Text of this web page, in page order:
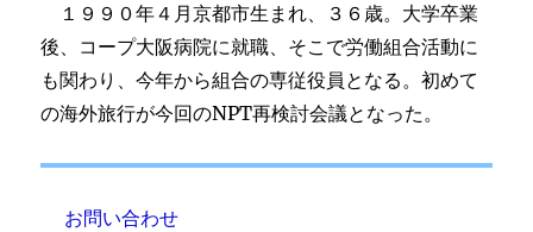
１９９０年４月京都市生まれ、３６歳。大学卒業
後、コープ大阪病院に就職、そこで労働組合活動に
も関わり、今年から組合の専従役員となる。初めて
の海外旅行が今回のNPT再検討会議となった。
お問い合わせ